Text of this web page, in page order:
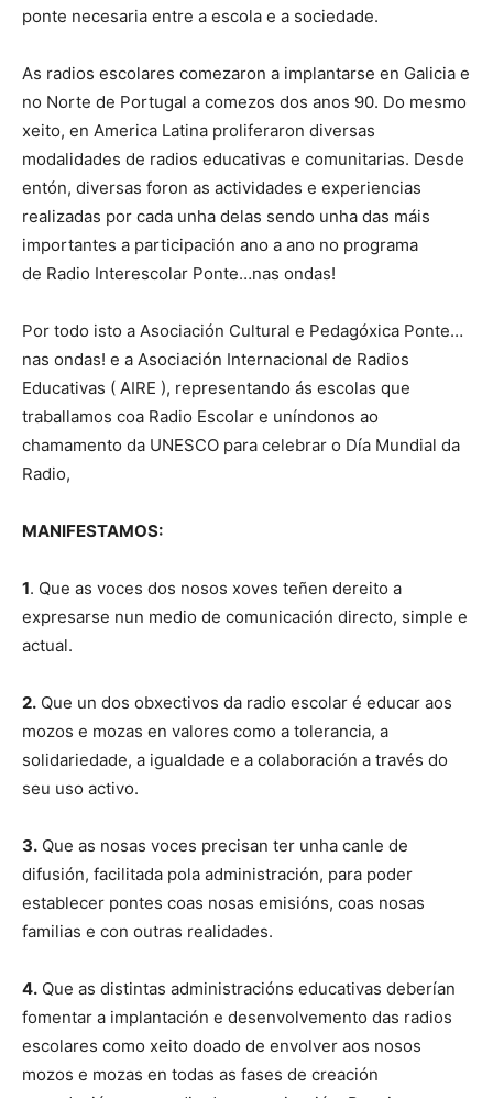
ponte necesaria entre a escola e a sociedade.
As radios escolares comezaron a implantarse en Galicia e
no Norte de Portugal a comezos dos anos 90. Do mesmo
xeito, en America Latina proliferaron diversas
modalidades de radios educativas e comunitarias. Desde
entón, diversas foron as actividades e experiencias
realizadas por cada unha delas sendo unha das máis
importantes a participación ano a ano no programa
de Radio Interescolar Ponte…nas ondas!
Por todo isto a Asociación Cultural e Pedagóxica Ponte…
nas ondas! e a Asociación Internacional de Radios
Educativas ( AIRE ), representando ás escolas que
traballamos coa Radio Escolar e uníndonos ao
chamamento da UNESCO para celebrar o Día Mundial da
Radio,
MANIFESTAMOS:
1. Que as voces dos nosos xoves teñen dereito a
expresarse nun medio de comunicación directo, simple e
actual.
2. Que un dos obxectivos da radio escolar é educar aos
mozos e mozas en valores como a tolerancia, a
solidariedade, a igualdade e a colaboración a través do
seu uso activo.
3. Que as nosas voces precisan ter unha canle de
difusión, facilitada pola administración, para poder
establecer pontes coas nosas emisións, coas nosas
familias e con outras realidades.
4. Que as distintas administracións educativas deberían
fomentar a implantación e desenvolvemento das radios
escolares como xeito doado de envolver aos nosos
mozos e mozas en todas as fases de creación